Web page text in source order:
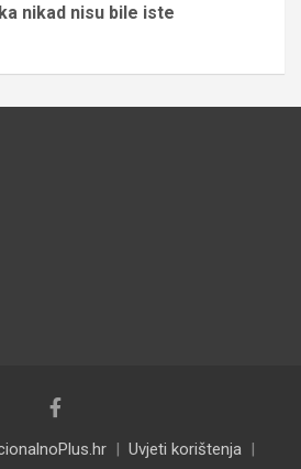
nikad nisu bile iste
Uvjeti korištenja